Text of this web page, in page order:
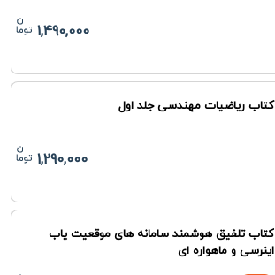
1,490,000
کتاب ریاضیات مهندسی جلد اول
1,290,000
کتاب تلفیق هوشمند سامانه های موقعیت یاب
اینرسی و ماهواره ای